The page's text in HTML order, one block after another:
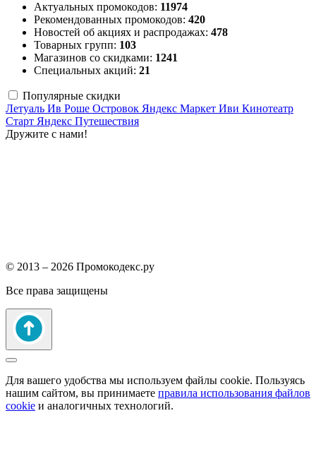
Актуальных промокодов: 11974
Рекомендованных промокодов: 420
Новостей об акциях и распродажах: 478
Товарных групп: 103
Магазинов со скидками: 1241
Специальных акций: 21
Популярные скидки
Летуаль Ив Роше Островок Яндекс Маркет Иви Кинотеатр
Старт Яндекс Путешествия
Дружите с нами!
© 2013 – 2026 Промокодекс.ру
Все права защищены
Для вашего удобства мы используем файлы cookie. Пользуясь
нашим сайтом, вы принимаете правила использования файлов
cookie и аналогичных технологий.